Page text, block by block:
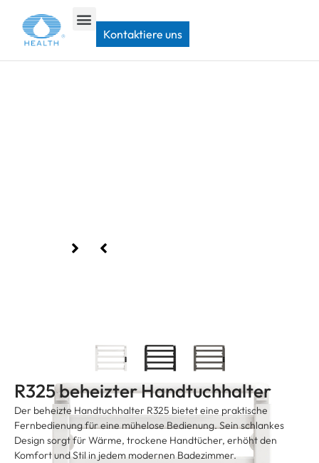
Kontaktiere uns
Heim >
R325 beheizter Handtuchhalter
Der beheizte Handtuchhalter R325 bietet eine praktische
Fernbedienung für eine mühelose Bedienung. Sein schlankes
Design sorgt für Wärme, trockene Handtücher, erhöht den
Komfort und Stil in jedem modernen Badezimmer.